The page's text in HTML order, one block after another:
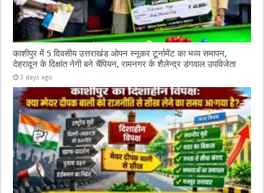
काशीपुर में 5 दिवसीय उत्तराखंड ओपन स्नूकर टूर्नामेंट का भव्य समापन,
देहरादून के दिक्षांत नेगी बने चैंपियन, रामनगर के शैलेन्द्र डंगवाल उपविजेता
3 days ago